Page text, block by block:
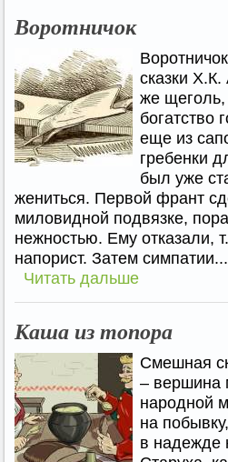
Воротничок
сказки
же щеголь,
богатство
еще из
гребенки
был уже
жениться. Первой франт
миловидной подвязке,
нежностью. Ему отказали,
напорист. Затем симпатии...
Читать дальше
Каша из топора
Смешная
– вершина
народной
на
в надежде